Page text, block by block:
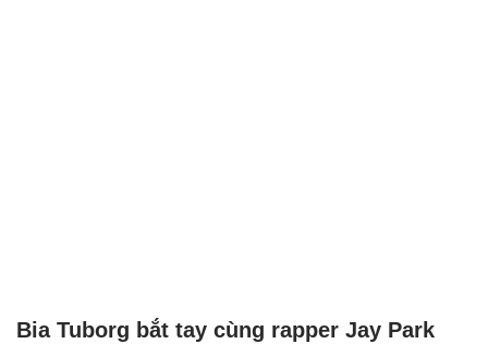
Bia Tuborg bắt tay cùng rapper Jay Park